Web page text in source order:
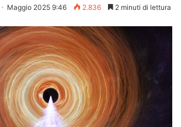
Maggio 2025 9:46 2.836 2 minuti di lettura